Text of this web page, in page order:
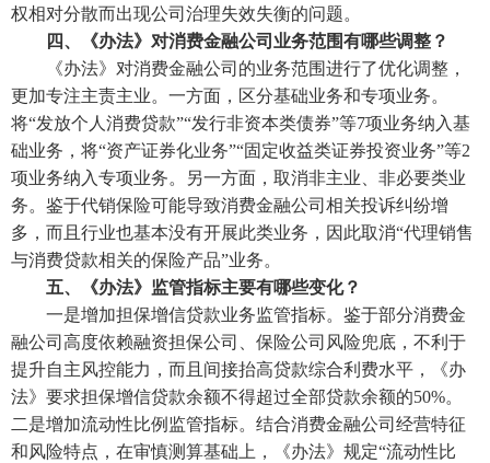
权相对分散而出现公司治理失效失衡的问题。
四、《办法》对消费金融公司业务范围有哪些调整？
《办法》对消费金融公司的业务范围进行了优化调整，
更加专注主责主业。一方面，区分基础业务和专项业务。
将“发放个人消费贷款”“发行非资本类债券”等7项业务纳入基
础业务，将“资产证券化业务”“固定收益类证券投资业务”等2
项业务纳入专项业务。另一方面，取消非主业、非必要类业
务。鉴于代销保险可能导致消费金融公司相关投诉纠纷增
多，而且行业也基本没有开展此类业务，因此取消“代理销售
与消费贷款相关的保险产品”业务。
五、《办法》监管指标主要有哪些变化？
一是增加担保增信贷款业务监管指标。鉴于部分消费金
融公司高度依赖融资担保公司、保险公司风险兜底，不利于
提升自主风控能力，而且间接抬高贷款综合利费水平，《办
法》要求担保增信贷款余额不得超过全部贷款余额的50%。
二是增加流动性比例监管指标。结合消费金融公司经营特征
和风险特点，在审慎测算基础上，《办法》规定“流动性比